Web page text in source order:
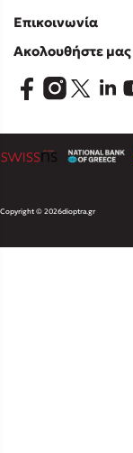
Επικοινωνία
Ακολουθήστε μας
Copyright © 2026dioptra.gr